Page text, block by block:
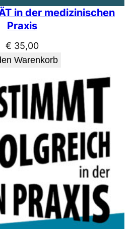
in der medizinischen
Praxis
€ 35,00
Warenkorb